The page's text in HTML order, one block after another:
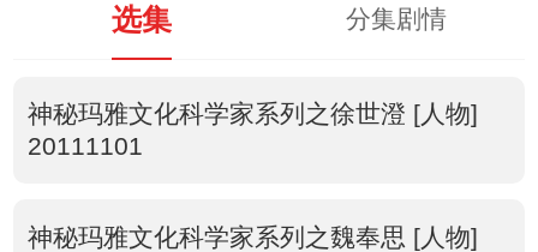
选集 分集剧情
神秘玛雅文化科学家系列之徐世澄 [人物]
20111101
神秘玛雅文化科学家系列之魏奉思 [人物]